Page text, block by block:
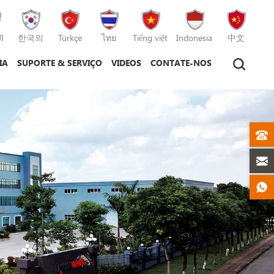
한국의 Türkçe ไทย Tiếng việt Indonesia 中文
SUPORTE & SERVIÇO VIDEOS CONTATE-NOS